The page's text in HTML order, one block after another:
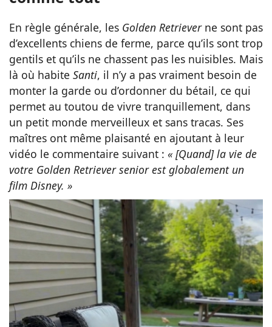
En règle générale, les Golden Retriever ne sont pas
d’excellents chiens de ferme, parce qu’ils sont trop
gentils et qu’ils ne chassent pas les nuisibles. Mais
là où habite Santi, il n’y a pas vraiment besoin de
monter la garde ou d’ordonner du bétail, ce qui
permet au toutou de vivre tranquillement, dans
un petit monde merveilleux et sans tracas. Ses
maîtres ont même plaisanté en ajoutant à leur
vidéo le commentaire suivant : « [Quand] la vie de
votre Golden Retriever senior est globalement un
film Disney. »